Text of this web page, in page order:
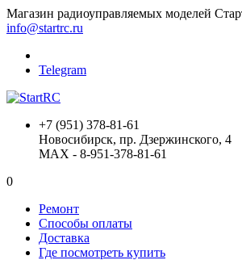
Магазин радиоуправляемых моделей
info@startrc.ru
Telegram
+7 (951) 378-81-61
Новосибирск, пр. Дзержинского, 4
MAX - 8-951-378-81-61
0
Ремонт
Способы оплаты
Доставка
Где посмотреть купить